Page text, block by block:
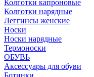
Колготки капроновые
Колготки нарядные
Леггинсы женские
Носки
Носки нарядные
Термоноски
ОБУВЬ
Аксессуары для обуви
Ботинки